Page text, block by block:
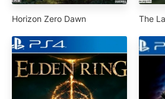
Horizon Zero Dawn The